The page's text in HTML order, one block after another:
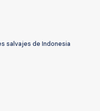
salvajes de Indonesia